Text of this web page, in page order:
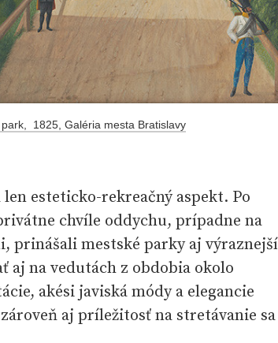
1825, Galéria mesta Bratislavy
esteticko-rekreačný aspekt. Po
chvíle oddychu, prípadne na
prinášali mestské parky aj výraznejší
aj na vedutách z obdobia okolo
akési javiská módy a elegancie
aj príležitosť na stretávanie sa